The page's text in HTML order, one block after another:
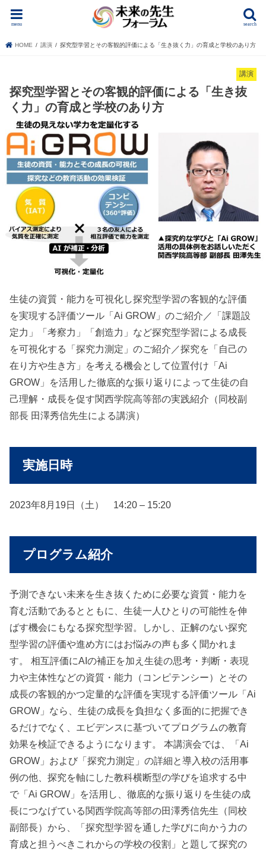
search
menu
HOME 講演 探究型学習とその客観的評価による「生き抜く力」の育成と学校のあり方
講演
探究型学習とその客観的評価による「生き抜
く力」の育成と学校のあり方
生徒の資質・能力を可視化し探究型学習の客観的な評価
を実現する評価ツール「Ai GROW」のご紹介／「課題設
定力」「考察力」「創造力」など探究型学習による成長
を可視化する「探究力測定」のご紹介／探究を「自己の
在り方や生き方」を考える機会として位置付け「Ai
GROW」を活用した徹底的な振り返りによって生徒の自
己理解・成長を促す関西学院高等部の実践紹介（同校副
部長 田澤秀信先生による講演）
実施日時
2023年8月19日（土） 14:20 – 15:20
プログラム紹介
予測できない未来を生き抜くために必要な資質・能力を
育む活動であるとともに、生徒一人ひとりの可能性を伸
ばす機会にもなる探究型学習。しかし、正解のない探究
型学習の評価や進め方にはお悩みの声も多く聞かれま
す。 相互評価にAIの補正を加え生徒の思考・判断・表現
力や主体性などの資質・能力（コンピテンシー）とその
成長の客観的かつ定量的な評価を実現する評価ツール「Ai
GROW」なら、生徒の成長を負担なく多面的に把握でき
るだけでなく、エビデンスに基づいてプログラムの教育
効果を検証できるようになります。 本講演会では、「Ai
GROW」および「探究力測定」の詳細と導入校の活用事
例の他、探究を軸にした教科横断型の学びを追求する中
で「Ai GROW」を活用し、徹底的な振り返りを生徒の成
長につなげている関西学院高等部の田澤秀信先生（同校
副部長）から、「探究型学習を通した学びに向かう力の
育成と担うべきこれからの学校の役割」と題して探究の